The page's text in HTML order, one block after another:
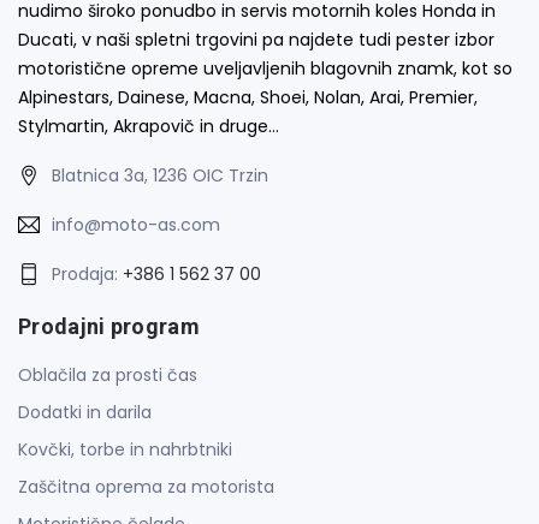
nudimo široko ponudbo in servis motornih koles Honda in
Ducati, v naši spletni trgovini pa najdete tudi pester izbor
motoristične opreme uveljavljenih blagovnih znamk, kot so
Alpinestars, Dainese, Macna, Shoei, Nolan, Arai, Premier,
Stylmartin, Akrapovič in druge…
Blatnica 3a, 1236 OIC Trzin
info@moto-as.com
Prodaja: +386 1 562 37 00
Prodajni program
Oblačila za prosti čas
Dodatki in darila
Kovčki, torbe in nahrbtniki
Zaščitna oprema za motorista